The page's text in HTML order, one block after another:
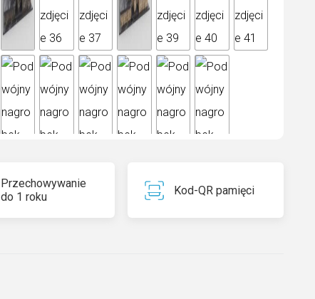
Przechowywanie
do 1 roku
Kod-QR pamięci